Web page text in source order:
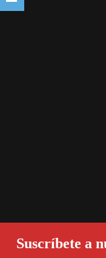
Suscríbete a